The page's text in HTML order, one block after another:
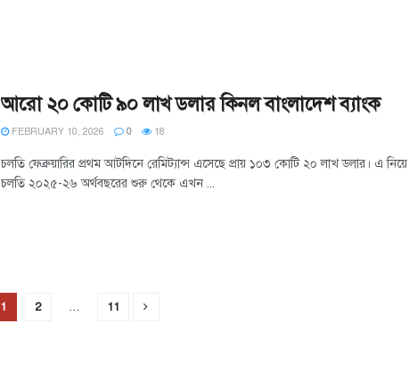
আরো ২০ কোটি ৯০ লাখ ডলার কিনল বাংলাদেশ ব্যাংক
FEBRUARY 10, 2026 0 18
চলতি ফেব্রুয়ারির প্রথম আটদিনে রেমিট্যান্স এসেছে প্রায় ১০৩ কোটি ২০ লাখ ডলার। এ নিয়ে
চলতি ২০২৫-২৬ অর্থবছরের শুরু থেকে এখন ...
1 2 … 11